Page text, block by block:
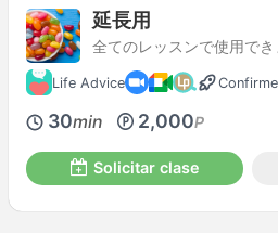
延長用
全てのレッスンで使用でき
Life Advice
30min 2,000P
Solicitar clase